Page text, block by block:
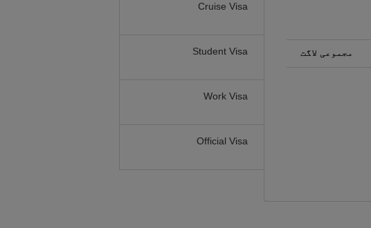
Cruise Visa
Student Visa
Work Visa
Official Visa
مجموعی لاگت